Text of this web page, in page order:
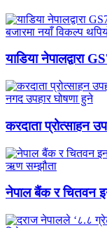
याडिया
करदाता प्रोत्साहन
नेपाल बैंक र चितवन